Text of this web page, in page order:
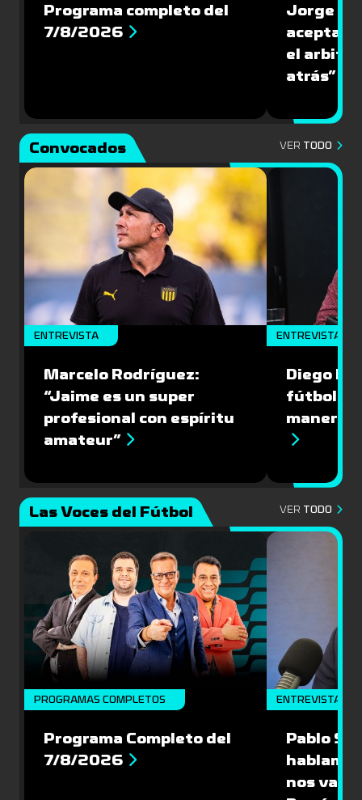
Programa completo del
7/8/2026
Jorge
aceptar
el
atrás”
Convocados VER TODO
ENTREVISTA
Marcelo Rodríguez:
“Jaime es un super
profesional con espíritu
amateur”
ENTREVISTA
Diego
fútbol
manera
Las Voces del Fútbol VER TODO
PROGRAMAS COMPLETOS
Programa Completo del
7/8/2026
ENTREVISTA
Pablo
nos